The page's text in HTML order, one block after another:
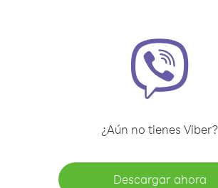
¿Aún no tienes Viber?
Descargar ahora